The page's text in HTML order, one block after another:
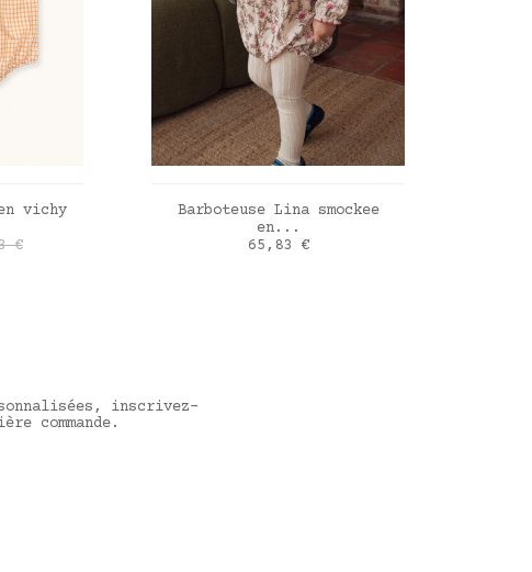
vichy
base
€
AJOUTER AU PANIER
Barboteuse Lina smockee
en...
Prix
65,83 €
inscrivez-
commande.